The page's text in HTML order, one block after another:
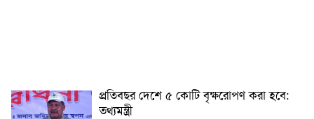
প্রতিবছর দেশে ৫ কোটি বৃক্ষরোপণ করা হবে:
তথ্যমন্ত্রী